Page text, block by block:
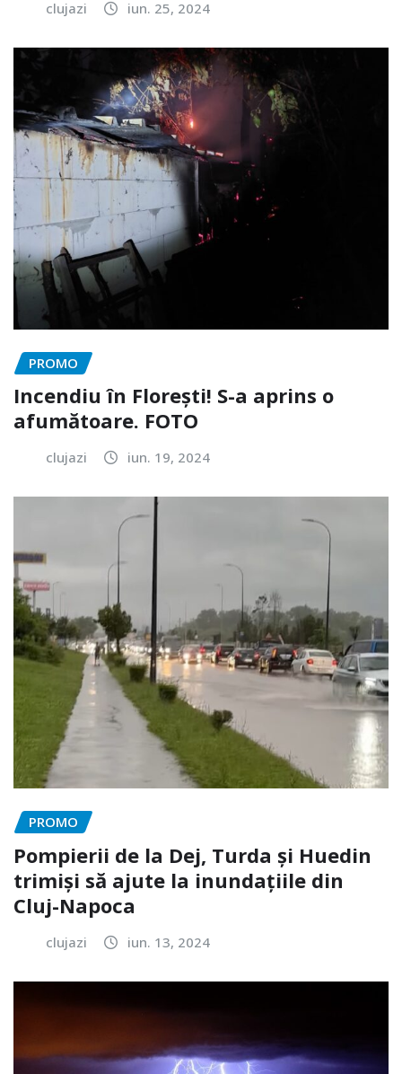
clujazi iun. 25, 2024
PROMO
Incendiu în Florești! S-a aprins o
afumătoare. FOTO
clujazi iun. 19, 2024
PROMO
Pompierii de la Dej, Turda și Huedin
trimiși să ajute la inundațiile din
Cluj-Napoca
clujazi iun. 13, 2024